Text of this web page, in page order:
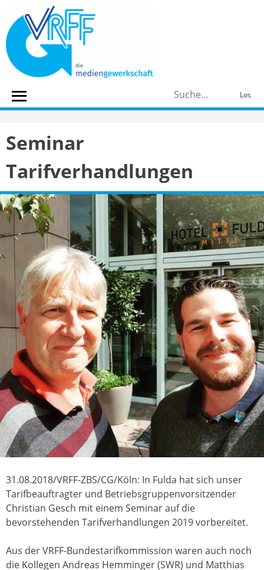
content
Los
Seminar
Tarifverhandlungen
31.08.2018/VRFF-ZBS/CG/Köln: In Fulda hat sich unser
Tarifbeauftragter und Betriebsgruppenvorsitzender
Christian Gesch mit einem Seminar auf die
bevorstehenden Tarifverhandlungen 2019 vorbereitet.
Aus der VRFF-Bundestarifkommission waren auch noch
die Kollegen Andreas Hemminger (SWR) und Matthias